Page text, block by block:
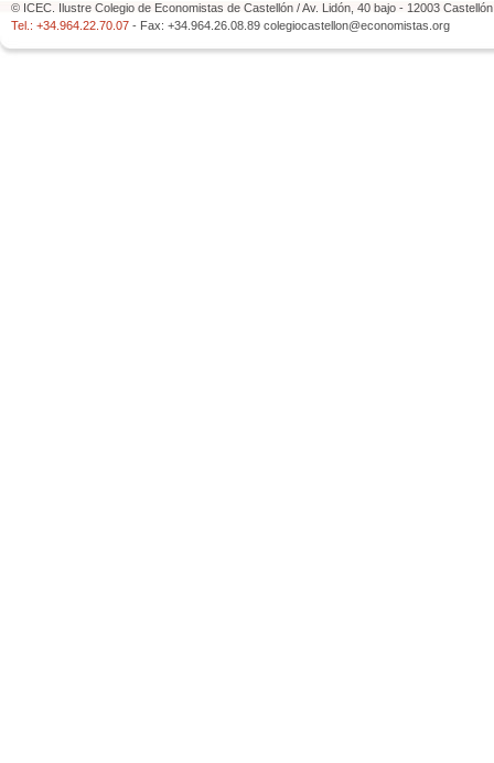
© ICEC. Ilustre Colegio de Economistas de Castellón / Av. Lidón, 40 bajo - 12003
Tel.: +34.964.22.70.07 - Fax: +34.964.26.08.89 colegiocastellon@economistas.org